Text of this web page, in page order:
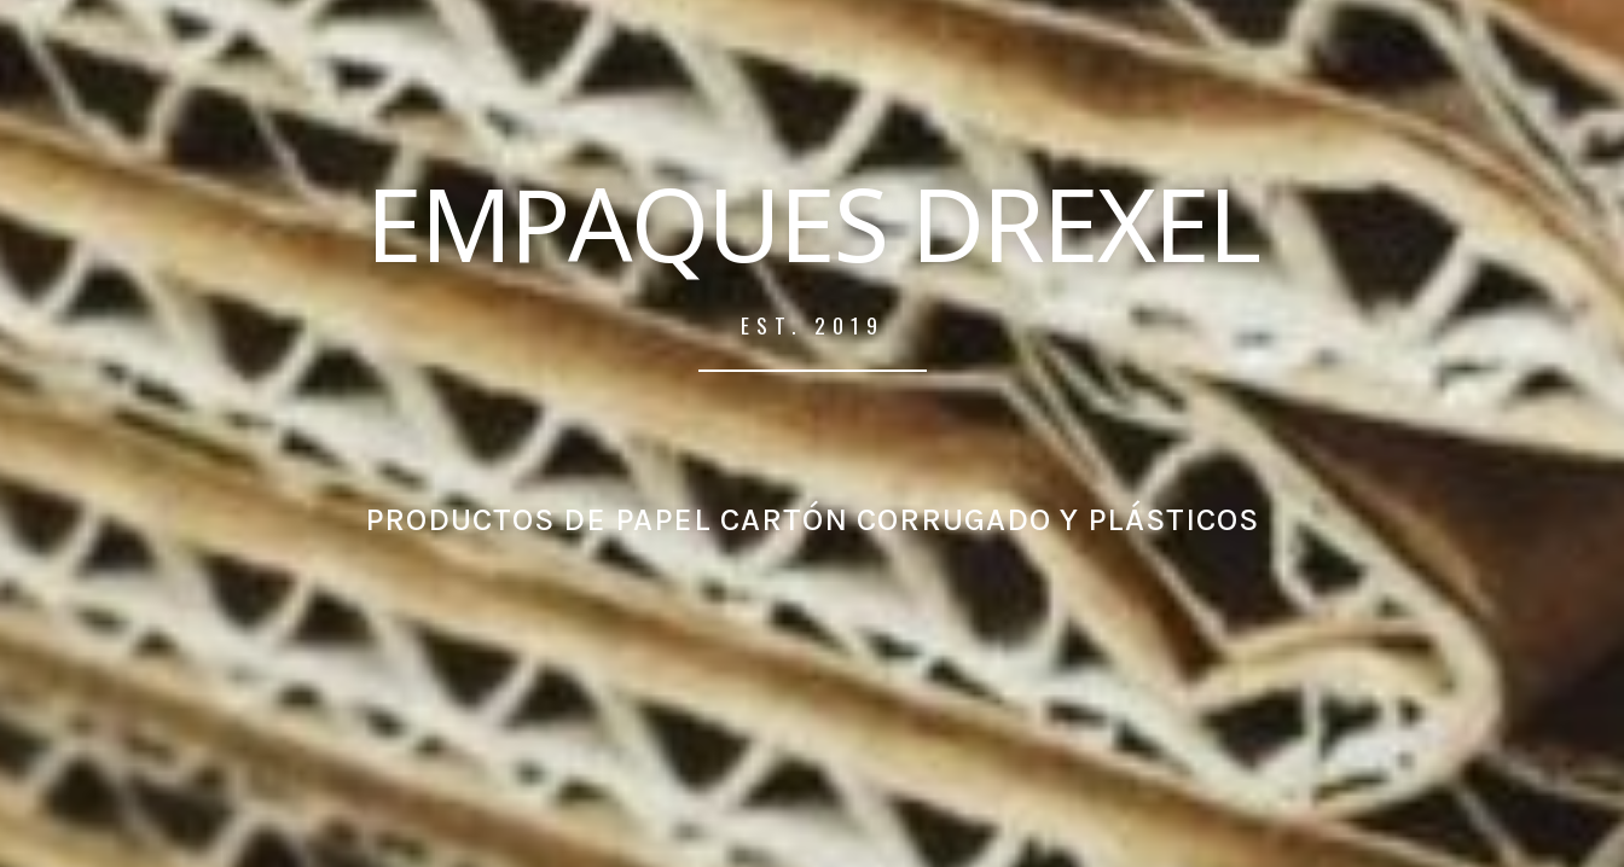
EMPAQUES DREXEL
EST. 2019
PRODUCTOS DE PAPEL CARTÓN CORRUGADO Y PLÁSTICOS